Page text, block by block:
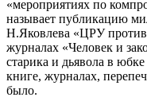
«мероприятиях по
называет публикацию
Н.Яковлева «ЦРУ
журналах «Человек и
старика и дьявола в
книге, журналах,
было.